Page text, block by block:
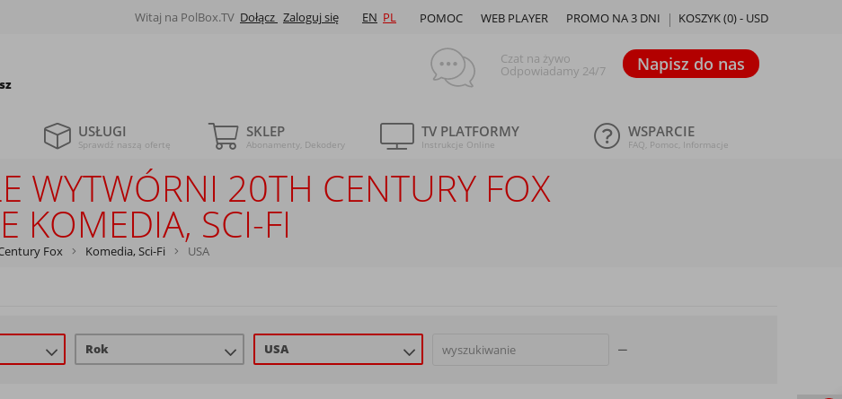
Witaj na PolBox.TV Dołącz Zaloguj się EN PL KOSZYK (0) - USD
PROMO NA 3 DNI
WEB PLAYER
POMOC
Czat na żywo
Odpowiadamy 24/7 Napisz do nas
USŁUGI
Sprawdź naszą ofertę
SKLEP
Abonamenty, Dekodery
TV PLATFORMY
Instrukcje Online
WSPARCIE
FAQ, Pomoc, Informacje
WYTWÓRNI 20TH CENTURY FOX
KOMEDIA, SCI-FI
Fox Komedia, Sci-Fi USA
Rok USA